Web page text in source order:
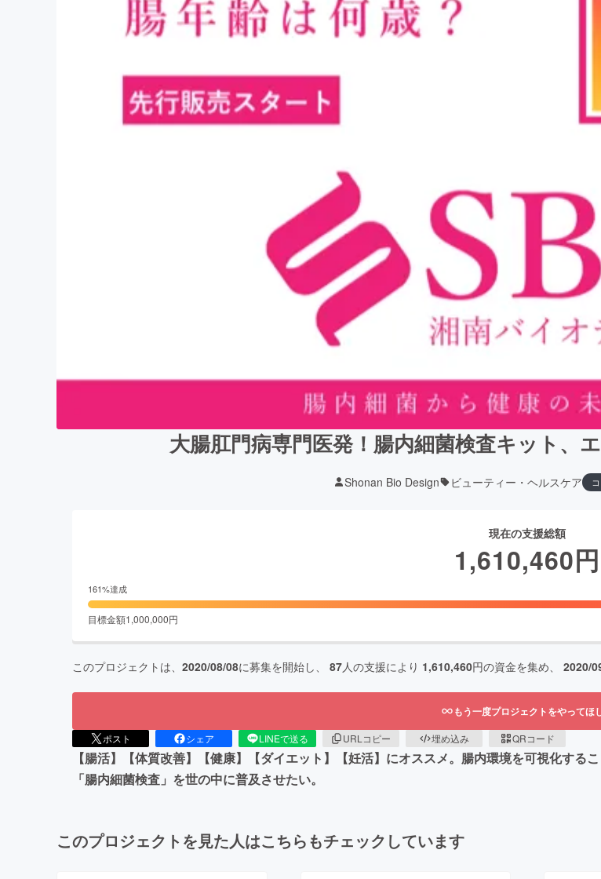
大腸肛門病専門医発！腸内細菌検査キット、
Shonan Bio Design ビューティー・ヘルスケア
現在の支援総額
1,610,460円
161%達成
目標金額1,000,000円
このプロジェクトは、 2020/08/08に募集を開始し、 87人の支援により 1,610,460円の資金を集め、 2020/
もう一度プロジェクトをやってほ
ポスト シェア LINEで送る URLコピー 埋め込み QRコード
【腸活】【体質改善】【健康】【ダイエット】【妊活】にオススメ。腸内環境を可視化す
「腸内細菌検査」を世の中に普及させたい。
このプロジェクトを見た人はこちらもチェックしています